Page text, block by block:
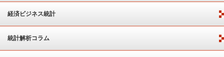
経済ビジネス統計
統計解析コラム